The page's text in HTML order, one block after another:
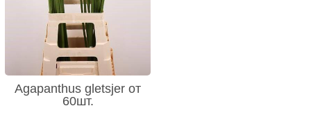
Agapanthus gletsjer от
60шт.